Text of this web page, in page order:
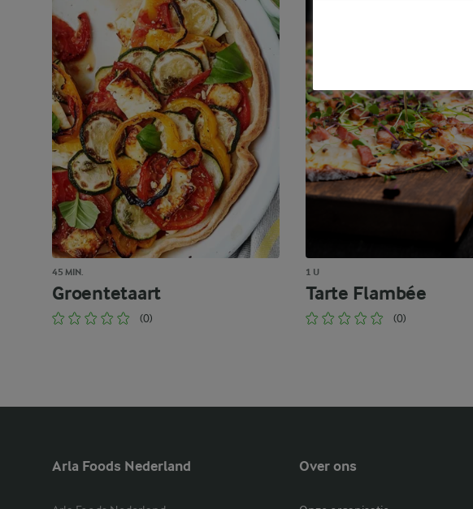
45 MIN.
Groentetaart
(0)
1 U
Tarte Flambée
(0)
Arla Foods Nederland Over ons